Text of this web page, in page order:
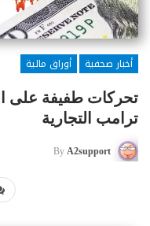
أخبار صحفية
أوراق مالية
تحركات طفيفة على
ترامب التجارية
By A2support